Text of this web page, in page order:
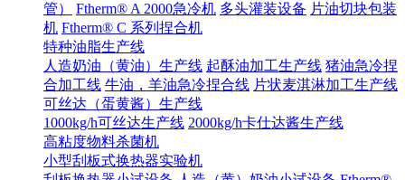
管）
Ftherm® A 2000急冷机 多头灌装设备 片油切块包装
机 Ftherm® C 系列捏合机
特种油脂生产线
人造奶油（黄油）生产线 起酥油加工生产线 猪油急冷捏
合加工线 牛油，羊油急冷捏合线 片状麦淇淋加工生产线
可丝达（蛋黄酱）生产线
1000kg/h可丝达生产线 2000kg/h卡仕达酱生产线
高粘度物料杀菌机
小型刮板式换热器实验机